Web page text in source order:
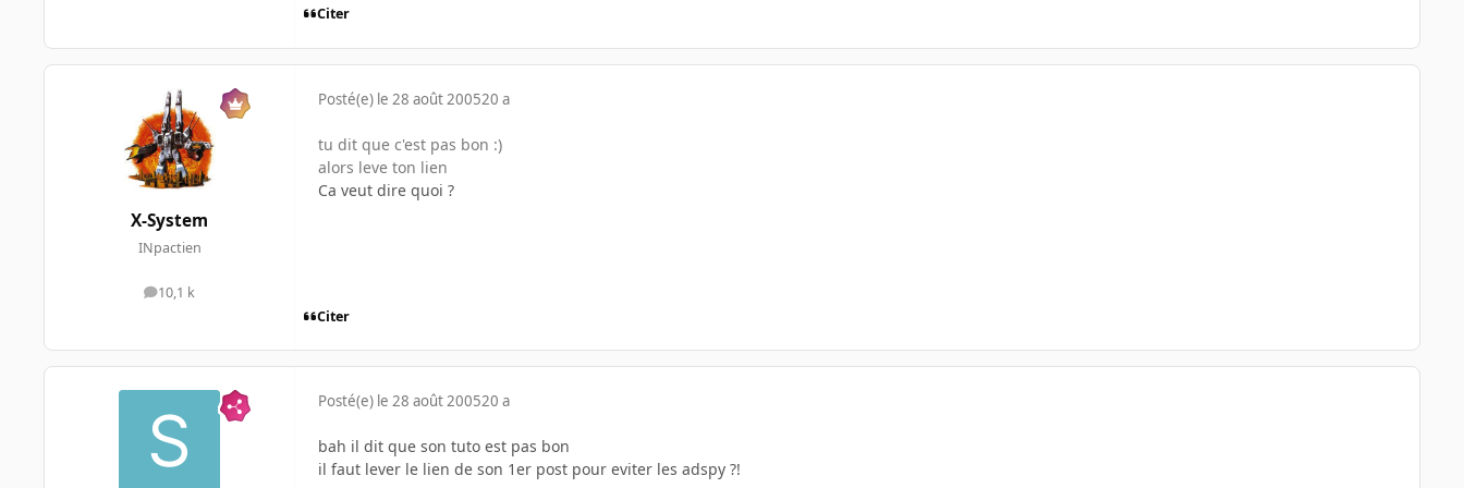
Citer
X-System
INpactien
10,1 k
messages
Posté(e) le 28 août 200520 a
tu dit que c'est pas bon :)
alors leve ton lien
Ca veut dire quoi ?
Citer
Posté(e) le 28 août 200520 a
bah il dit que son tuto est pas bon
il faut lever le lien de son 1er post pour eviter les adspy ?!